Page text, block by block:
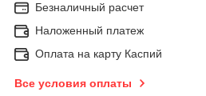
Безналичный расчет
Наложенный платеж
Оплата на карту Каспий
Все условия оплаты